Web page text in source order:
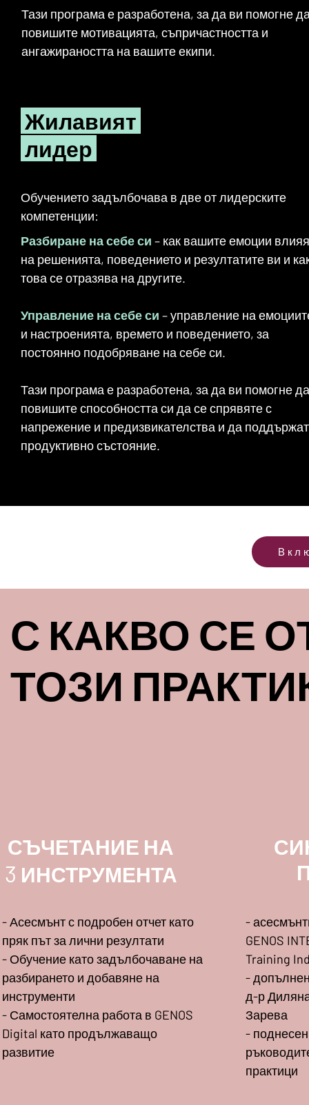
​Тази програма е разработена, за да ви помогне
повишите мотивацията, съпричастността и
ангажираността на вашите екипи.
Жилавият
лидер
Обучението задълбочава в две от лидерските
компетенции:
Разбиране на себе си – как вашите емоции
на решенията, поведението и резултатите ви и
това се отразява на другите.
Управление на себе си – управление на
и настроенията, времето и поведението, за
постоянно подобряване на себе си.
​Тази програма е разработена, за да ви помогне да
повишите способността си да се спрявяте с
напрежение и предизвикателства и да
продуктивно състояние.
С КАКВО СЕ
ТОЗИ
СЪЧЕТАНИЕ НА
3 ИНСТРУМЕНТА
- Асесмънт с подробен отчет като
пряк път за лични резултати
- Обучение като задълбочаване на
разбирането и добавяне на
инструменти
- Самостоятелна работа в GENOS
Digital като продължаващо
развитие
-
GENOS
Training
-
д-р
Зарева
-
практици